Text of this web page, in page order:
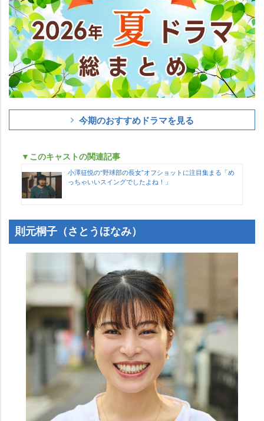
今期のおすすめドラマを見る
▼このキャストの関連記事
小澤征悦の“野球部の長女”オフショットに注目集まる「め
っちゃいいスイングでしたよね！」
則元桐子（さとうほなみ）